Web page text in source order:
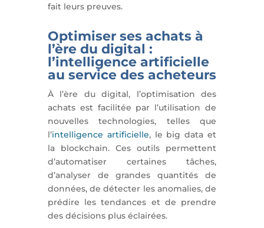
fait leurs preuves.
Optimiser ses achats à
l’ère du digital :
l’intelligence artificielle
au service des acheteurs
À l’ère du digital, l’optimisation des
achats est facilitée par l’utilisation de
nouvelles technologies, telles que
l’intelligence artificielle, le big data et
la blockchain. Ces outils permettent
d’automatiser certaines tâches,
d’analyser de grandes quantités de
données, de détecter les anomalies, de
prédire les tendances et de prendre
des décisions plus éclairées.